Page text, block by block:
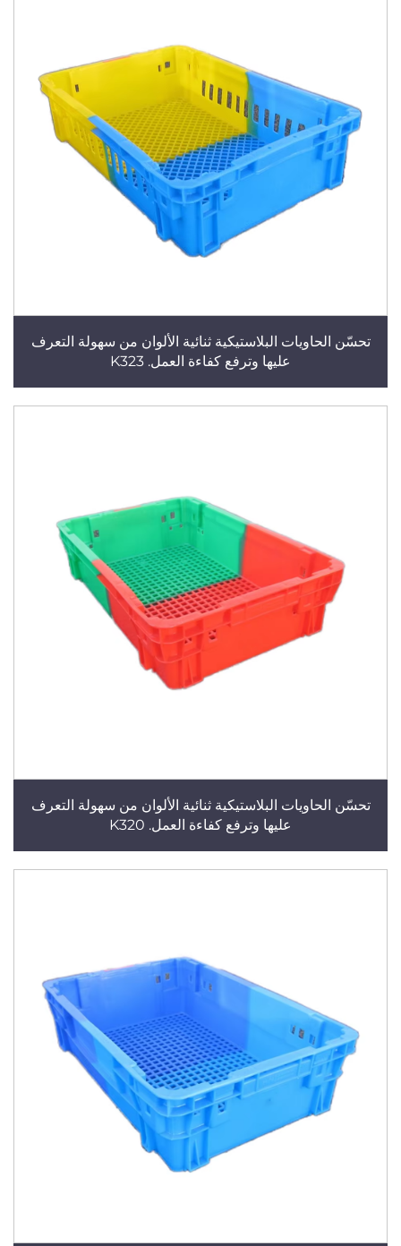
تحسّن الحاويات البلاستيكية ثنائية الألوان من سهولة التعرف
عليها وترفع كفاءة العمل. K323
تحسّن الحاويات البلاستيكية ثنائية الألوان من سهولة التعرف
عليها وترفع كفاءة العمل. K320